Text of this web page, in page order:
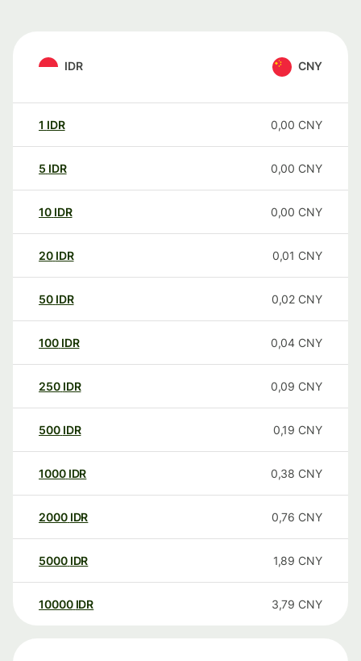
IDR CNY
1 IDR 0,00 CNY
5 IDR 0,00 CNY
10 IDR 0,00 CNY
20 IDR 0,01 CNY
50 IDR 0,02 CNY
100 IDR 0,04 CNY
250 IDR 0,09 CNY
500 IDR 0,19 CNY
1000 IDR 0,38 CNY
2000 IDR 0,76 CNY
5000 IDR 1,89 CNY
10000 IDR 3,79 CNY